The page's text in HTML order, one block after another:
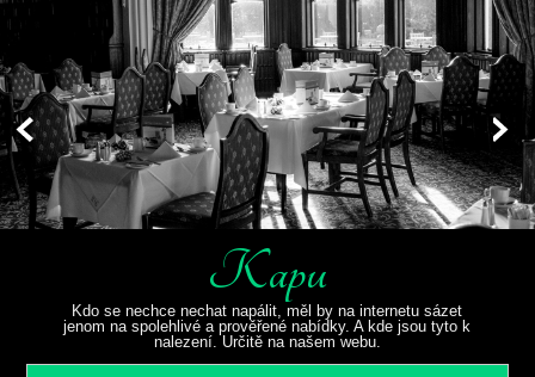
Kapu
Kdo se nechce nechat napálit, měl by na internetu sázet
jenom na spolehlivé a prověřené nabídky. A kde jsou tyto k
nalezení. Určitě na našem webu.